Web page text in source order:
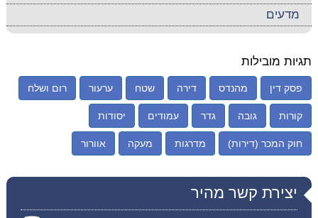
מדעים
תגיות מובילות
פסק דין מהנדס דירה שטח ערעור רום ושלח
קורות גובה גדר עמודים יסודות
חוק המכר (דירות) מדרגות מעקה אוורור
יצירת קשר מהיר